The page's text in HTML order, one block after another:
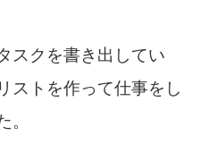
スクを書き出してい
ストを作って仕事をし
。